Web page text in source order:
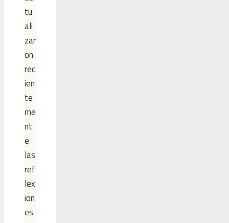
tu
ali
zar
on
rec
ien
te
me
nt
e
las
ref
lex
ion
es